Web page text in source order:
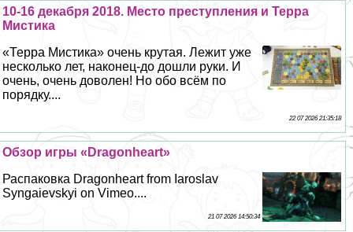
10-16 декабря 2018. Место преступления и Терра
Мистика
«Терра Мистика» очень крутая. Лежит уже
несколько лет, наконец-до дошли руки. И
очень, очень доволен! Но обо всём по
порядку....
22 07 2026 21:35:18
Обзор игры «Dragonheart»
Распаковка Dragonheart from Iaroslav
Syngaievskyi on Vimeo....
21 07 2026 14:50:34